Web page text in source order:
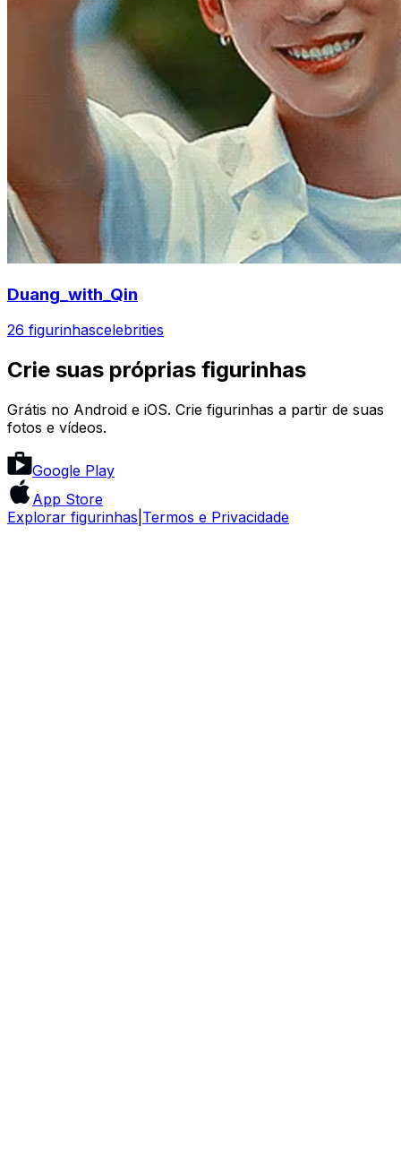
Duang_with_Qin
26 figurinhascelebrities
Crie suas próprias figurinhas
Grátis no Android e iOS. Crie figurinhas a partir de suas
fotos e vídeos.
Google Play
App Store
Explorar figurinhas Termos e Privacidade